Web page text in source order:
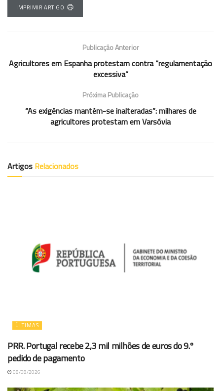
IMPRIMIR ARTIGO
Publicação Anterior
Agricultores em Espanha protestam contra “regulamentação
excessiva”
Próxima Publicação
“As exigências mantêm-se inalteradas”: milhares de
agricultores protestam em Varsóvia
Artigos Relacionados
ÚLTIMAS
PRR. Portugal recebe 2,3 mil milhões de euros do 9.º
pedido de pagamento
08/08/2026